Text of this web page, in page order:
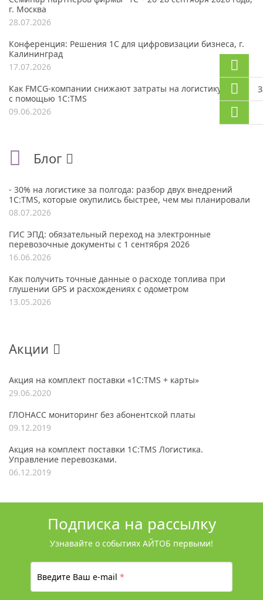
г. Москва
28.07.2026
Конференция: Решения 1С для цифровизации бизнеса, г.
Калининград
17.07.2026
Как FMCG-компании снижают затраты на логистику до 30%
с помощью 1С:TMS
09.06.2026
Блог
- 30% на логистике за полгода: разбор двух внедрений
1С:TMS, которые окупились быстрее, чем мы планировали
08.07.2026
ГИС ЭПД: обязательный переход на электронные
перевозочные документы с 1 сентября 2026
16.06.2026
Как получить точные данные о расходе топлива при
глушении GPS и расхождениях с одометром
13.05.2026
Акции
Акция на комплект поставки «1С:TMS + карты»
29.06.2020
ГЛОНАСС мониторинг без абонентской платы
09.12.2019
Акция на комплект поставки 1С:TMS Логистика.
Управление перевозками.
06.12.2019
Подписка на рассылку
Узнавайте о событиях АЙТОБ первыми!
Введите Ваш e-mail*